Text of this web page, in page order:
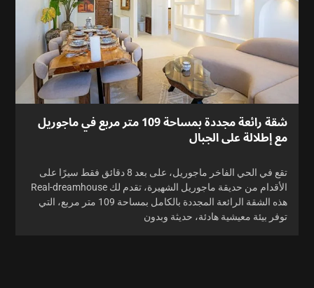
شقة رائعة مجددة بمساحة 109 متر مربع في ماجوريل
مع إطلالة على الجبال
تقع في الحي الفاخر ماجوريل، على بعد 8 دقائق فقط سيرًا على
الأقدام من حديقة ماجوريل الشهيرة، تقدم لك Real-dreamhouse
هذه الشقة الرائعة المجددة بالكامل بمساحة 109 متر مربع، التي
توفر بيئة معيشية هادئة، حديثة وبدون